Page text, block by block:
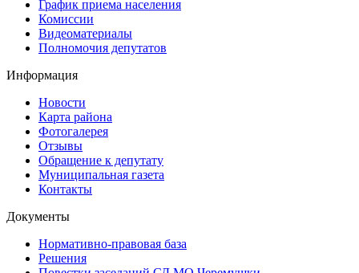
График приема населения
Комиссии
Видеоматериалы
Полномочия депутатов
Информация
Новости
Карта района
Фотогалерея
Отзывы
Обращение к депутату
Муниципальная газета
Контакты
Документы
Нормативно-правовая база
Решения